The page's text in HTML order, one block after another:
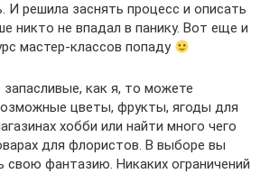
И решила заснять процесс и описать
никто не впадал в панику. Вот еще и
мастер-классов попаду
как я, то можете
цветы, фрукты, ягоды для
хобби или найти много чего
для флористов. В выборе вы
свою фантазию. Никаких ограничений